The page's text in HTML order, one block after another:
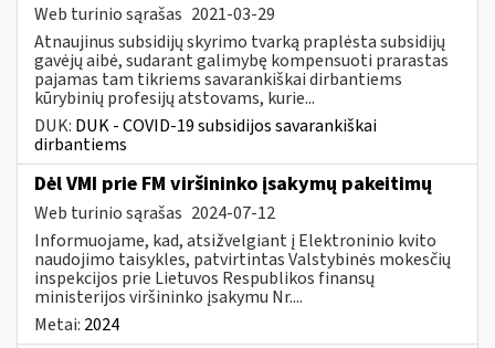
Web turinio sąrašas 2021-03-29
Atnaujinus subsidijų skyrimo tvarką praplėsta subsidijų
gavėjų aibė, sudarant galimybę kompensuoti prarastas
pajamas tam tikriems savarankiškai dirbantiems
kūrybinių profesijų atstovams, kurie...
DUK: DUK - COVID-19 subsidijos savarankiškai
dirbantiems
Dėl VMI prie FM viršininko įsakymų pakeitimų
Web turinio sąrašas 2024-07-12
Informuojame, kad, atsižvelgiant į Elektroninio kvito
naudojimo taisykles, patvirtintas Valstybinės mokesčių
inspekcijos prie Lietuvos Respublikos finansų
ministerijos viršininko įsakymu Nr....
Metai: 2024